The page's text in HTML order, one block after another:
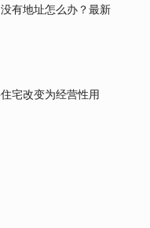
有地址怎么办？最新
宅改变为经营性用